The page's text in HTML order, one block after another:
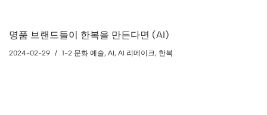
명품 브랜드들이 한복을 만든다면 (AI)
2024-02-29 1-2 문화 예술, AI, AI 리메이크, 한복